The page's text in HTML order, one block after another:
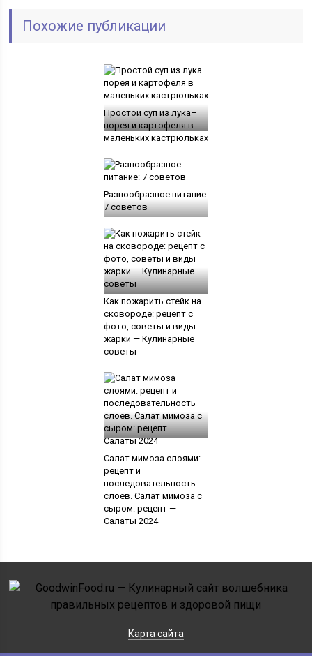
Похожие публикации
Простой суп из лука–
порея и картофеля в
маленьких кастрюльках
Разнообразное питание:
7 советов
Как пожарить стейк на
сковороде: рецепт с
фото, советы и виды
жарки — Кулинарные
советы
Салат мимоза слоями:
рецепт и
последовательность
слоев. Салат мимоза с
сыром: рецепт —
Салаты 2024
Карта сайта